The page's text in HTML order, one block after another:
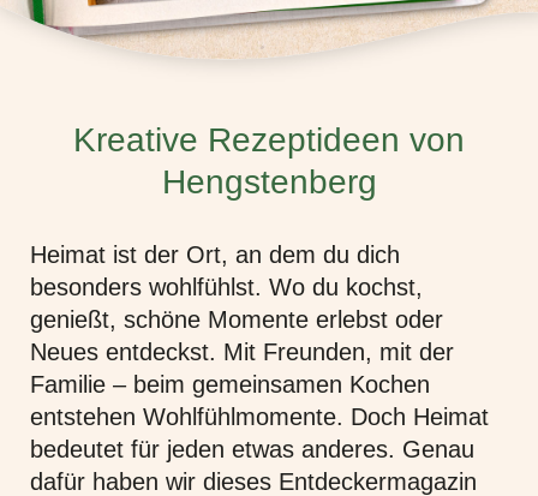
Kreative Rezeptideen von
Hengstenberg
Heimat ist der Ort, an dem du dich
besonders wohlfühlst. Wo du kochst,
genießt, schöne Momente erlebst oder
Neues entdeckst. Mit Freunden, mit der
Familie – beim gemeinsamen Kochen
entstehen Wohlfühlmomente. Doch Heimat
bedeutet für jeden etwas anderes. Genau
dafür haben wir dieses Entdeckermagazin